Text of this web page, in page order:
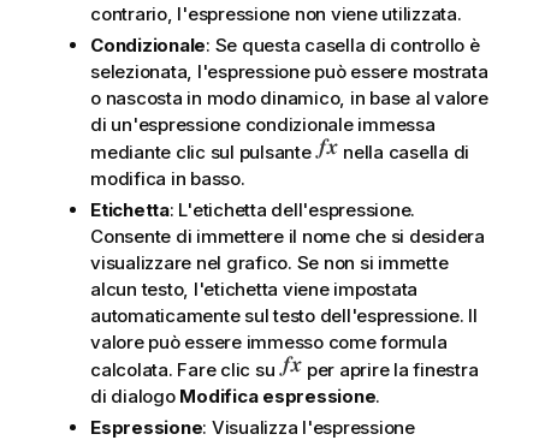
contrario, l'espressione non viene utilizzata.
Condizionale: Se questa casella di controllo è
selezionata, l'espressione può essere mostrata
o nascosta in modo dinamico, in base al valore
di un'espressione condizionale immessa
mediante clic sul pulsante
nella casella di
modifica in basso.
Etichetta: L'etichetta dell'espressione.
Consente di immettere il nome che si desidera
visualizzare nel grafico. Se non si immette
alcun testo, l'etichetta viene impostata
automaticamente sul testo dell'espressione. Il
valore può essere immesso come formula
calcolata. Fare clic su
per aprire la finestra
di dialogo Modifica espressione.
Espressione: Visualizza l'espressione